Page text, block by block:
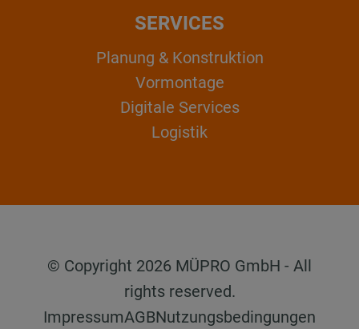
SERVICES
Planung & Konstruktion
Vormontage
Digitale Services
Logistik
© Copyright 2026 MÜPRO GmbH - All
rights reserved.
ImpressumAGBNutzungsbedingungen